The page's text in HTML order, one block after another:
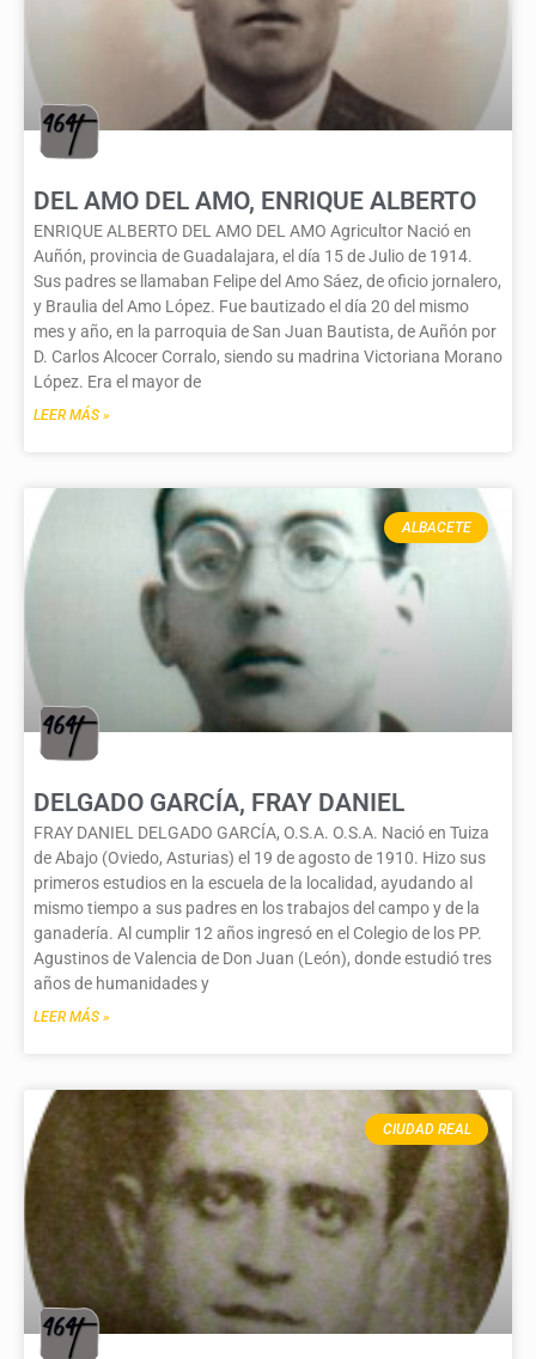
DEL AMO DEL AMO, ENRIQUE ALBERTO
ENRIQUE ALBERTO DEL AMO DEL AMO Agricultor Nació en
Auñón, provincia de Guadalajara, el día 15 de Julio de 1914.
Sus padres se llamaban Felipe del Amo Sáez, de oficio jornalero,
y Braulia del Amo López. Fue bautizado el día 20 del mismo
mes y año, en la parroquia de San Juan Bautista, de Auñón por
D. Carlos Alcocer Corralo, siendo su madrina Victoriana Morano
López. Era el mayor de
LEER MÁS »
ALBACETE
DELGADO GARCÍA, FRAY DANIEL
FRAY DANIEL DELGADO GARCÍA, O.S.A. O.S.A. Nació en Tuiza
de Abajo (Oviedo, Asturias) el 19 de agosto de 1910. Hizo sus
primeros estudios en la escuela de la localidad, ayudando al
mismo tiempo a sus padres en los trabajos del campo y de la
ganadería. Al cumplir 12 años ingresó en el Colegio de los PP.
Agustinos de Valencia de Don Juan (León), donde estudió tres
años de humanidades y
LEER MÁS »
CIUDAD REAL